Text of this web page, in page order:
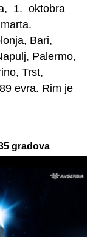
1. oktobra
Bari,
Palermo,
Trst,
evra. Rim je
gradova